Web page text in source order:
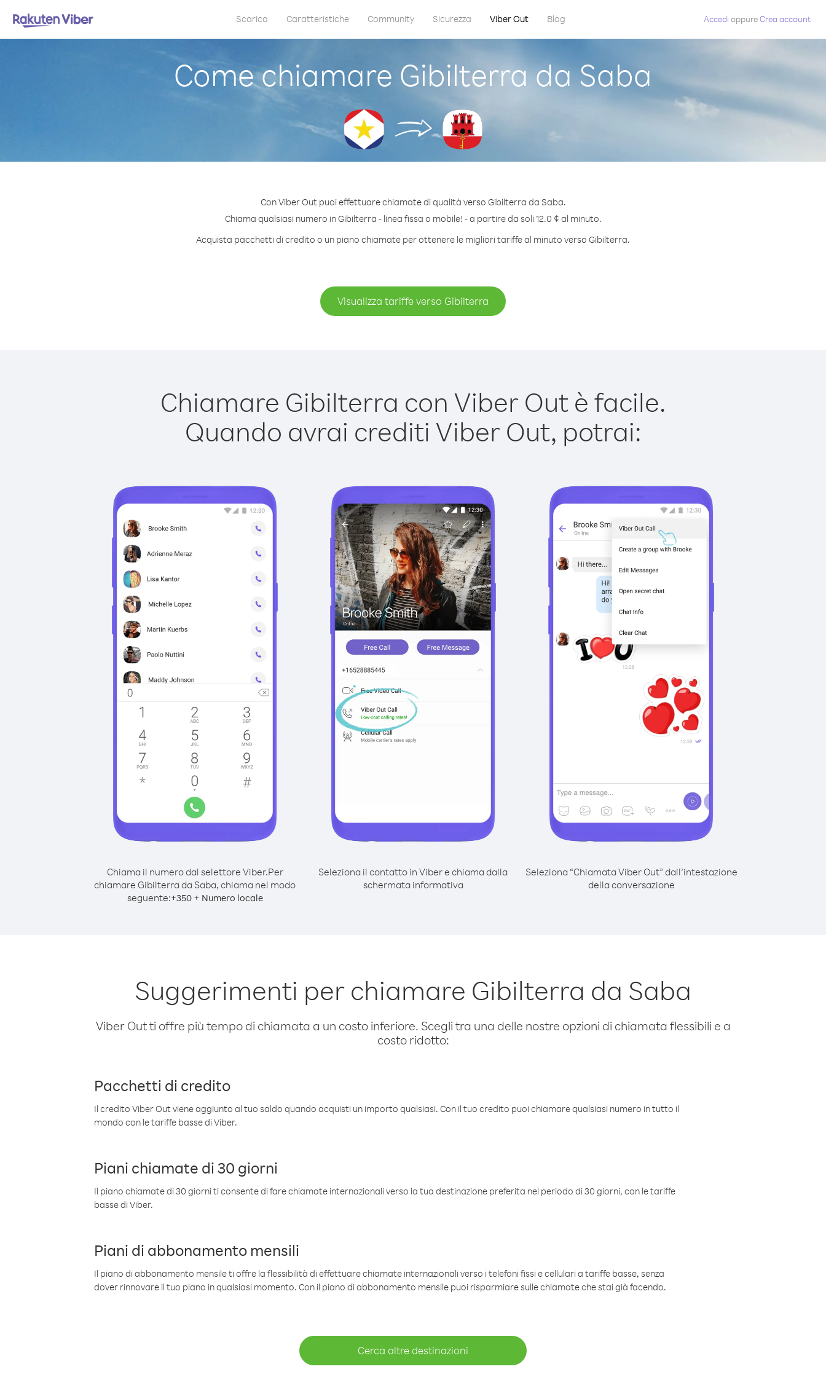
Scarica Caratteristiche Community Sicurezza Viber Out Blog Accedi oppureCrea account
Come chiamare Gibilterra da Saba
Con Viber Out puoi effettuare chiamate di qualità verso Gibilterra da Saba.
Chiama qualsiasi numero in Gibilterra - linea fissa o mobile! - a partire da soli 12.0 ¢ al minuto.
Acquista pacchetti di credito o un piano chiamate per ottenere le migliori tariffe al minuto verso Gibilterra.
Visualizza tariffe verso Gibilterra
Chiamare Gibilterra con Viber Out è facile.
Quando avrai crediti Viber Out, potrai:
Chiama il numero dal selettore Viber.Per
chiamare Gibilterra da Saba, chiama nel modo
seguente:+350+ Numero locale
Seleziona il contatto in Viber e chiama dalla
schermata informativa
Seleziona “Chiamata Viber Out” dall’intestazione
della conversazione
Suggerimenti per chiamare Gibilterra da Saba
Viber Out ti offre più tempo di chiamata a un costo inferiore. Scegli tra una delle nostre opzioni di chiamata flessibili e a
costo ridotto:
Pacchetti di credito
Il credito Viber Out viene aggiunto al tuo saldo quando acquisti un importo qualsiasi. Con il tuo credito puoi chiamare qualsiasi numero in tutto il
mondo con le tariffe basse di Viber.
Piani chiamate di 30 giorni
Il piano chiamate di 30 giorni ti consente di fare chiamate internazionali verso la tua destinazione preferita nel periodo di 30 giorni, con le tariffe
basse di Viber.
Piani di abbonamento mensili
Il piano di abbonamento mensile ti offre la flessibilità di effettuare chiamate internazionali verso i telefoni fissi e cellulari a tariffe basse, senza
dover rinnovare il tuo piano in qualsiasi momento. Con il piano di abbonamento mensile puoi risparmiare sulle chiamate che stai già facendo.
Cerca altre destinazioni